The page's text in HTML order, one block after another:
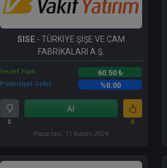
SISE- TÜRKİYE ŞİŞE VE CAM
FABRİKALARI A.Ş.
Hedef Fiyat 60.50 ₺
Potansiyel Getiri %0.00
0
Al
0
Pazartesi, 11 Kasım 2024